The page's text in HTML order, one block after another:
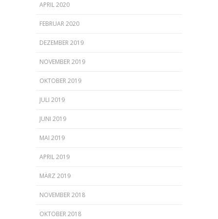
APRIL 2020
FEBRUAR 2020
DEZEMBER 2019
NOVEMBER 2019
OKTOBER 2019
JULI 2019
JUNI 2019
MAI 2019
APRIL 2019
MÄRZ 2019
NOVEMBER 2018
OKTOBER 2018